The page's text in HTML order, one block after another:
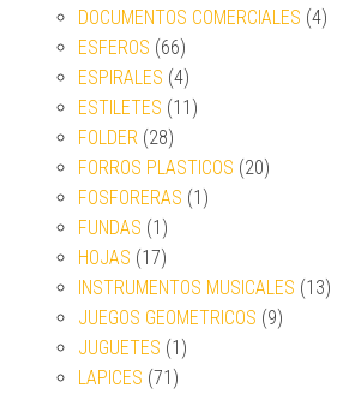
DOCUMENTOS COMERCIALES (4)
ESFEROS (66)
ESPIRALES (4)
ESTILETES (11)
FOLDER (28)
FORROS PLASTICOS (20)
FOSFORERAS (1)
FUNDAS (1)
HOJAS (17)
INSTRUMENTOS MUSICALES (13)
JUEGOS GEOMETRICOS (9)
JUGUETES (1)
LAPICES (71)